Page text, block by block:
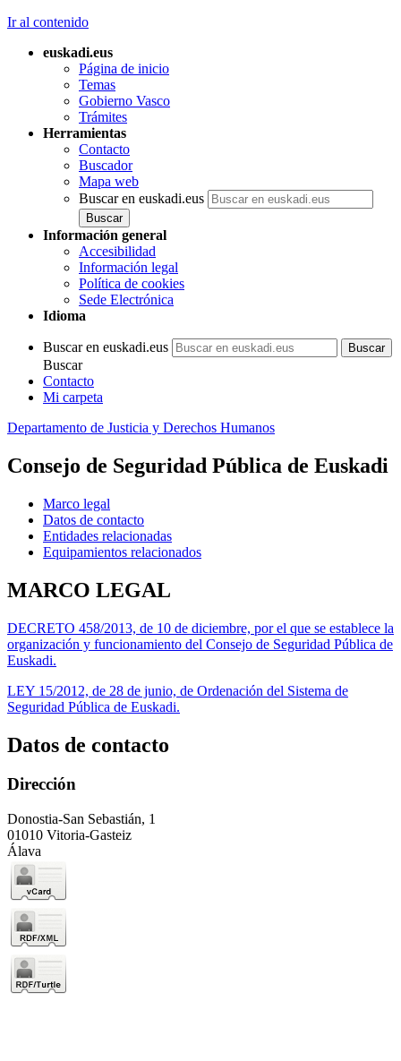
Ir al contenido
euskadi.eus
Página de inicio
Temas
Gobierno Vasco
Trámites
Herramientas
Contacto
Buscador
Mapa web
Buscar en euskadi.eus
Información general
Accesibilidad
Información legal
Política de cookies
Sede Electrónica
Idioma
Buscar en euskadi.eus
Buscar
Contacto
Mi carpeta
Departamento de Justicia y Derechos Humanos
Consejo de Seguridad Pública de Euskadi
Marco legal
Datos de contacto
Entidades relacionadas
Equipamientos relacionados
MARCO LEGAL
DECRETO 458/2013, de 10 de diciembre, por el que se establece la
organización y funcionamiento del Consejo de Seguridad Pública de
Euskadi.
LEY 15/2012, de 28 de junio, de Ordenación del Sistema de
Seguridad Pública de Euskadi.
Datos de contacto
Dirección
Donostia-San Sebastián, 1
01010 Vitoria-Gasteiz
Álava